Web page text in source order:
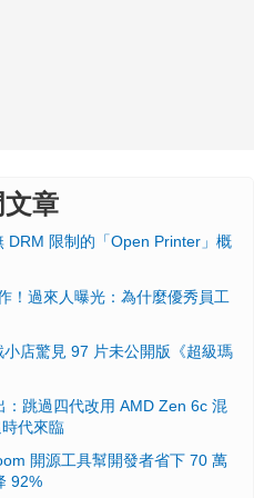
章
DRM 限制的「Open Printer」概
！過來人曝光：為什麼優秀員工
店驚見 97 片未公開版《超級瑪
跳過四代改用 AMD Zen 6c 混
代來臨
開源工具幫開發者省下 70 萬
92%